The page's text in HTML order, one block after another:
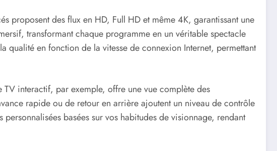
proposent des flux en HD, Full HD et même 4K, garantissant une
transformant chaque programme en un véritable spectacle
en fonction de la vitesse de connexion Internet, permettant
interactif, par exemple, offre une vue complète des
rapide ou de retour en arrière ajoutent un niveau de contrôle
basées sur vos habitudes de visionnage, rendant